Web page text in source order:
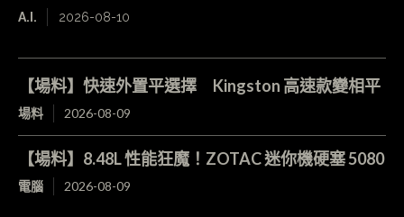
A.I. 2026-08-10
【場料】快速外置平選擇 Kingston 高速款變相平
場料 2026-08-09
【場料】8.48L 性能狂魔！ZOTAC 迷你機硬塞 5080
電腦 2026-08-09